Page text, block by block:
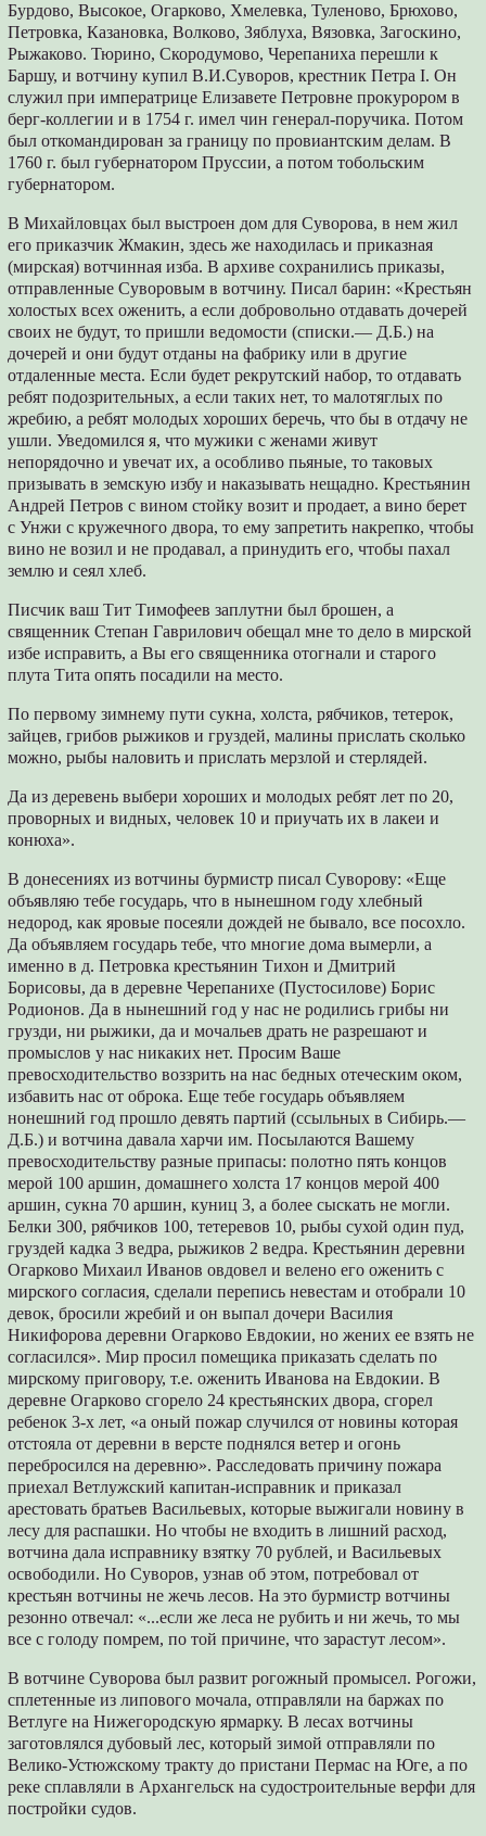
Бурдово, Высокое, Огарково, Хмелевка, Туленово, Брюхово,
Петровка, Казановка, Волково, Зяблуха, Вязовка, Загоскино,
Рыжаково. Тюрино, Скородумово, Черепаниха перешли к
Баршу, и вотчину купил В.И.Суворов, крестник Петра I. Он
служил при императрице Елизавете Петровне прокурором в
берг-коллегии и в 1754 г. имел чин генерал-поручика. Потом
был откомандирован за границу по провиантским делам. В
1760 г. был губернатором Пруссии, а потом тобольским
губернатором.
В Михайловцах был выстроен дом для Суворова, в нем жил
его приказчик Жмакин, здесь же находилась и приказная
(мирская) вотчинная изба. В архиве сохранились приказы,
отправленные Суворовым в вотчину. Писал барин: «Крестьян
холостых всех оженить, а если добровольно отдавать дочерей
своих не будут, то пришли ведомости (списки.— Д.Б.) на
дочерей и они будут отданы на фабрику или в другие
отдаленные места. Если будет рекрутский набор, то отдавать
ребят подозрительных, а если таких нет, то малотяглых по
жребию, а ребят молодых хороших беречь, что бы в отдачу не
ушли. Уведомился я, что мужики с женами живут
непорядочно и увечат их, а особливо пьяные, то таковых
призывать в земскую избу и наказывать нещадно. Крестьянин
Андрей Петров с вином стойку возит и продает, а вино берет
с Унжи с кружечного двора, то ему запретить накрепко, чтобы
вино не возил и не продавал, а принудить его, чтобы пахал
землю и сеял хлеб.
Писчик ваш Тит Тимофеев заплутни был брошен, а
священник Степан Гаврилович обещал мне то дело в мирской
избе исправить, а Вы его священника отогнали и старого
плута Тита опять посадили на место.
По первому зимнему пути сукна, холста, рябчиков, тетерок,
зайцев, грибов рыжиков и груздей, малины прислать сколько
можно, рыбы наловить и прислать мерзлой и стерлядей.
Да из деревень выбери хороших и молодых ребят лет по 20,
проворных и видных, человек 10 и приучать их в лакеи и
конюха».
В донесениях из вотчины бурмистр писал Суворову: «Еще
объявляю тебе государь, что в нынешном году хлебный
недород, как яровые посеяли дождей не бывало, все посохло.
Да объявляем государь тебе, что многие дома вымерли, а
именно в д. Петровка крестьянин Тихон и Дмитрий
Борисовы, да в деревне Черепанихе (Пустосилове) Борис
Родионов. Да в нынешний год у нас не родились грибы ни
грузди, ни рыжики, да и мочальев драть не разрешают и
промыслов у нас никаких нет. Просим Ваше
превосходительство воззрить на нас бедных отеческим оком,
избавить нас от оброка. Еще тебе государь объявляем
нонешний год прошло девять партий (ссыльных в Сибирь.—
Д.Б.) и вотчина давала харчи им. Посылаются Вашему
превосходительству разные припасы: полотно пять концов
мерой 100 аршин, домашнего холста 17 концов мерой 400
аршин, сукна 70 аршин, куниц 3, а более сыскать не могли.
Белки 300, рябчиков 100, тетеревов 10, рыбы сухой один пуд,
груздей кадка 3 ведра, рыжиков 2 ведра. Крестьянин деревни
Огарково Михаил Иванов овдовел и велено его оженить с
мирского согласия, сделали перепись невестам и отобрали 10
девок, бросили жребий и он выпал дочери Василия
Никифорова деревни Огарково Евдокии, но жених ее взять не
согласился». Мир просил помещика приказать сделать по
мирскому приговору, т.е. оженить Иванова на Евдокии. В
деревне Огарково сгорело 24 крестьянских двора, сгорел
ребенок 3-х лет, «а оный пожар случился от новины которая
отстояла от деревни в версте поднялся ветер и огонь
перебросился на деревню». Расследовать причину пожара
приехал Ветлужский капитан-исправник и приказал
арестовать братьев Васильевых, которые выжигали новину в
лесу для распашки. Но чтобы не входить в лишний расход,
вотчина дала исправнику взятку 70 рублей, и Васильевых
освободили. Но Суворов, узнав об этом, потребовал от
крестьян вотчины не жечь лесов. На это бурмистр вотчины
резонно отвечал: «...если же леса не рубить и ни жечь, то мы
все с голоду помрем, по той причине, что зарастут лесом».
В вотчине Суворова был развит рогожный промысел. Рогожи,
сплетенные из липового мочала, отправляли на баржах по
Ветлуге на Нижегородскую ярмарку. В лесах вотчины
заготовлялся дубовый лес, который зимой отправляли по
Велико-Устюжскому тракту до пристани Пермас на Юге, а по
реке сплавляли в Архангельск на судостроительные верфи для
постройки судов.